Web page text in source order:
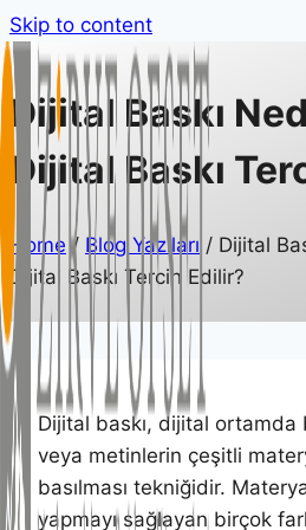
Skip to content
Dijital Baskı
Dijital Baskı
Home / Blog Yazıları / Dijital
Dijital Baskı Tercih Edilir?
Dijital baskı, dijital ortamda
veya metinlerin çeşitli
basılması tekniğidir.
yapmayı sağlayan birçok